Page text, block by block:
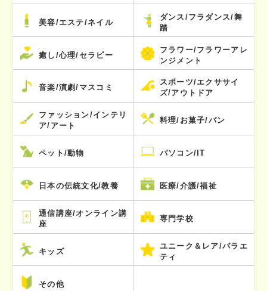
美容/エステ/ネイル
ダンス/フラダンス/舞
踏
癒し/心理/セラピー
フラワー/フラワーアレ
ンジメント
音楽/演劇/マスコミ
スポーツ/エクササイ
ズ/アウトドア
ファッション/インテリ
ア/アート
料理/お菓子/パン
ペット/動物 パソコン/IT
日本の伝統文化/教養 医療/介護/福祉
通信講座/オンライン講
座
専門学校
キッズ
ユニーク＆レア/バラエ
ティ
その他